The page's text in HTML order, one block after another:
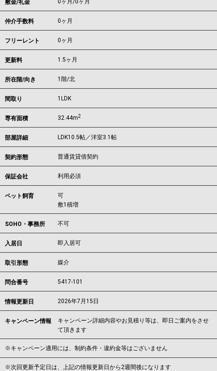
敷金/礼金 0ヶ月/0ヶ月
仲介手数料 0ヶ月
フリーレント 0ヶ月
更新料 1.5ヶ月
所在階/向き 1階/北
間取り 1LDK
専有面積 32.44m2
部屋詳細 LDK10.5帖／洋室3.1帖
契約形態 普通賃貸借契約
保証会社 利用必須
ペット飼育
可
敷1積増
SOHO・事務所 不可
入居日 即入居可
取引形態 媒介
問合番号 5417-101
情報更新日 2026年7月15日
キャンペーン情報
キャンペーン詳細内容やお見積り等は、即日ご案内をさせ
て頂きます
※キャンペーン適用には、制約条件・違約金等はございません
※次回更新予定日は、上記の情報更新日から2週間後になります